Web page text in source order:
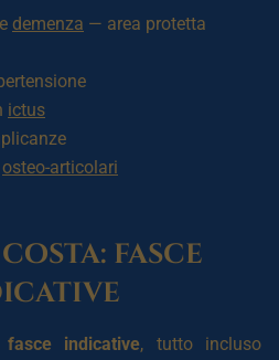
e demenza — area protetta
ictus
osteo-articolari
fasce
fasce indicative, tutto incluso